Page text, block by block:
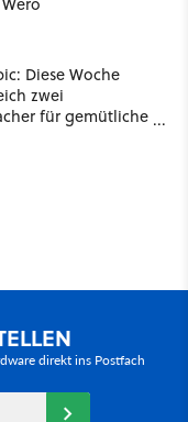
Diese Woche
zwei
für gemütliche
direkt ins Postfach